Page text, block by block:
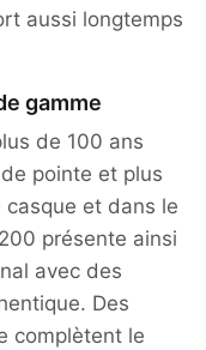
aussi longtemps
gamme
de 100 ans
pointe et plus
et dans le
présente ainsi
avec des
Des
complètent le